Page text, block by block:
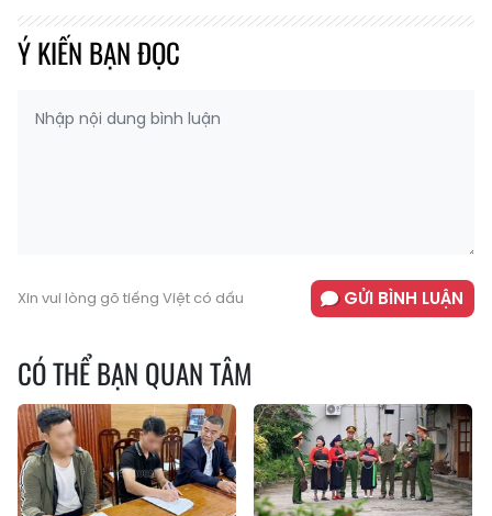
Ý KIẾN BẠN ĐỌC
Xin vui lòng gõ tiếng Việt có dấu GỬI BÌNH LUẬN
CÓ THỂ BẠN QUAN TÂM